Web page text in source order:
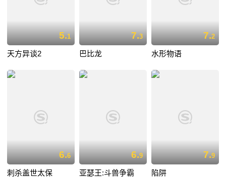
5.1
天方异谈2
7.3
巴比龙
7.2
水形物语
6.6
刺杀盖世太保
6.9
亚瑟王:斗兽争霸
7.9
陷阱